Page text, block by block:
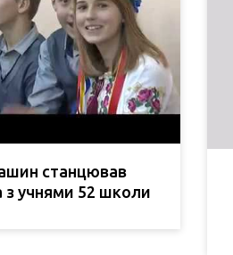
станцював
з учнями 52 школи